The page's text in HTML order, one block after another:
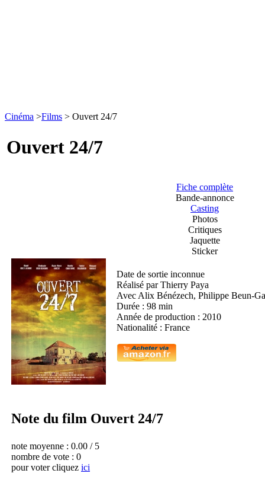
Cinéma >Films > Ouvert 24/7
Ouvert 24/7
Fiche complète
Bande-annonce
Casting
Photos
Critiques
Jaquette
Sticker
Date de sortie inconnue
Réalisé par Thierry Paya
Avec Alix Bénézech, Philippe Beun-
Durée : 98 min
Année de production : 2010
Nationalité : France
Note du film Ouvert 24/7
note moyenne : 0.00 / 5
nombre de vote : 0
pour voter cliquez ici